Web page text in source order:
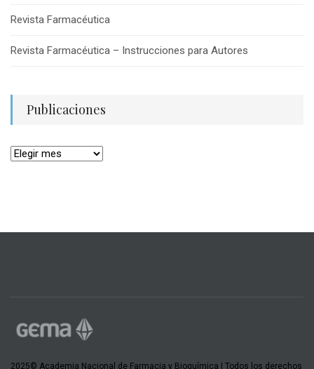
Revista Farmacéutica
Revista Farmacéutica – Instrucciones para Autores
Publicaciones
2025© Academia Nacional de Farmacia y Bioquímica | Todos los derechos